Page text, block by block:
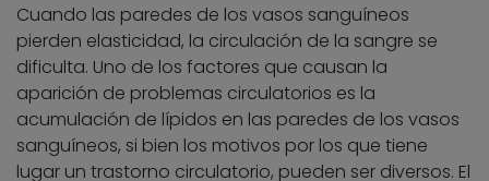
Cuando las paredes de los vasos sanguíneos
pierden elasticidad, la circulación de la sangre se
dificulta. Uno de los factores que causan la
aparición de problemas circulatorios es la
acumulación de lípidos en las paredes de los vasos
sanguíneos, si bien los motivos por los que tiene
lugar un trastorno circulatorio, pueden ser diversos. El